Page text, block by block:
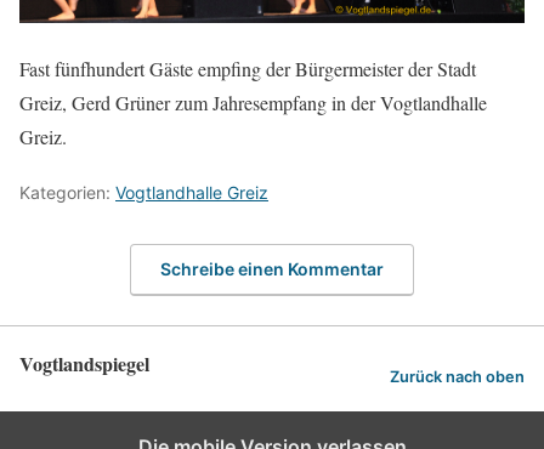
Fast fünfhundert Gäste empfing der Bürgermeister der Stadt
Greiz, Gerd Grüner zum Jahresempfang in der Vogtlandhalle
Greiz.
Kategorien: Vogtlandhalle Greiz
Schreibe einen Kommentar
Vogtlandspiegel Zurück nach oben